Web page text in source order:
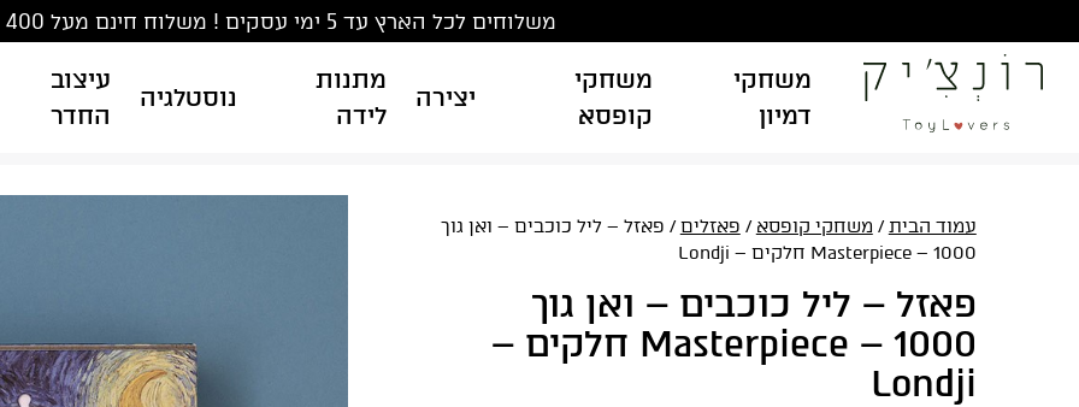
to
content
משלוחים לכל הארץ עד 5 ימי עסקים ! משלוח חינם מעל 400 ₪
משחקי
דמיון
משחקי
קופסא
יצירה
מתנות
לידה
נוסטלגיה
עיצוב
החדר
עמוד הבית/ משחקי קופסא / פאזלים/ פאזל – ליל כוכבים – ואן גוך
Masterpiece – 1000 חלקים – Londji
פאזל – ליל כוכבים – ואן גוך
Masterpiece – 1000 חלקים –
Londji